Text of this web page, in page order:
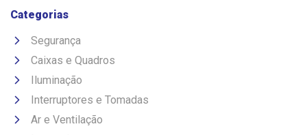
Categorias
Segurança
Caixas e Quadros
Iluminação
Interruptores e Tomadas
Ar e Ventilação